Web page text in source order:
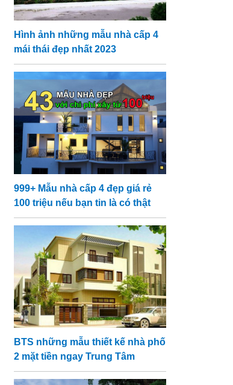
Hình ảnh những mẫu nhà cấp 4
mái thái đẹp nhất 2023
999+ Mẫu nhà cấp 4 đẹp giá rẻ
100 triệu nếu bạn tin là có thật
BTS những mẫu thiết kế nhà phố
2 mặt tiền ngay Trung Tâm